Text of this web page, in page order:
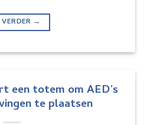
VERDER →
een totem om AED’s
te plaatsen